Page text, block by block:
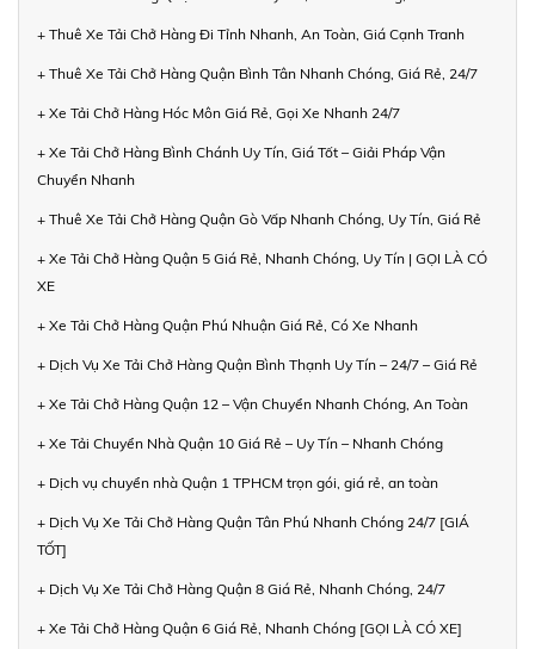
+ Thuê Xe Tải Chở Hàng Đi Tỉnh Nhanh, An Toàn, Giá Cạnh Tranh
+ Thuê Xe Tải Chở Hàng Quận Bình Tân Nhanh Chóng, Giá Rẻ, 24/7
+ Xe Tải Chở Hàng Hóc Môn Giá Rẻ, Gọi Xe Nhanh 24/7
+ Xe Tải Chở Hàng Bình Chánh Uy Tín, Giá Tốt – Giải Pháp Vận
Chuyển Nhanh
+ Thuê Xe Tải Chở Hàng Quận Gò Vấp Nhanh Chóng, Uy Tín, Giá Rẻ
+ Xe Tải Chở Hàng Quận 5 Giá Rẻ, Nhanh Chóng, Uy Tín | GỌI LÀ CÓ
XE
+ Xe Tải Chở Hàng Quận Phú Nhuận Giá Rẻ, Có Xe Nhanh
+ Dịch Vụ Xe Tải Chở Hàng Quận Bình Thạnh Uy Tín – 24/7 – Giá Rẻ
+ Xe Tải Chở Hàng Quận 12 – Vận Chuyển Nhanh Chóng, An Toàn
+ Xe Tải Chuyển Nhà Quận 10 Giá Rẻ – Uy Tín – Nhanh Chóng
+ Dịch vụ chuyển nhà Quận 1 TPHCM trọn gói, giá rẻ, an toàn
+ Dịch Vụ Xe Tải Chở Hàng Quận Tân Phú Nhanh Chóng 24/7 [GIÁ
TỐT]
+ Dịch Vụ Xe Tải Chở Hàng Quận 8 Giá Rẻ, Nhanh Chóng, 24/7
+ Xe Tải Chở Hàng Quận 6 Giá Rẻ, Nhanh Chóng [GỌI LÀ CÓ XE]